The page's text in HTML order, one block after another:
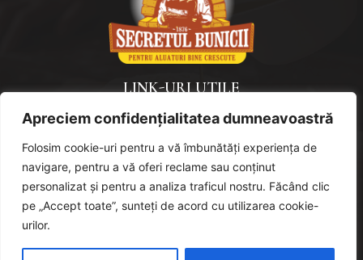
Apreciem confidențialitatea dumneavoastră
Folosim cookie-uri pentru a vă îmbunătăți experiența de
navigare, pentru a vă oferi reclame sau conținut
personalizat și pentru a analiza traficul nostru. Făcând clic
pe „Accept toate”, sunteți de acord cu utilizarea cookie-
urilor.
LINK-URI UTILE
Politica de confidențialitate
Politică de cookies
URMAREȘTE-NE